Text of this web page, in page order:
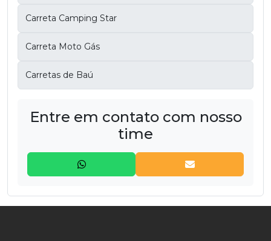
Carreta Camping Star
Carreta Moto Gás
Carretas de Baú
Entre em contato com nosso
time